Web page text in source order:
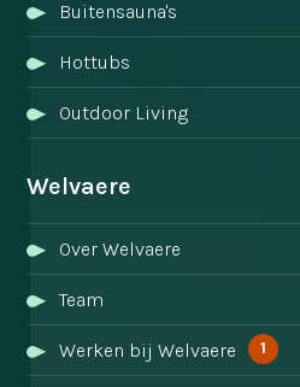
Buitensauna's
Hottubs
Outdoor Living
Welvaere
Over Welvaere
Team
Werken bij Welvaere 1